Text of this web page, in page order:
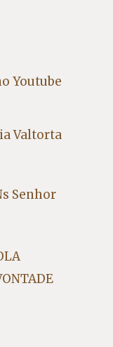
Youtube
Valtorta
Senhor